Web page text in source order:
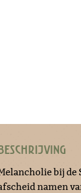
bij de
namen